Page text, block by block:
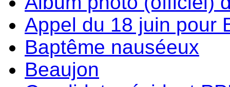
Appel du 18 juin pour
Baptême nauséeux
Beaujon